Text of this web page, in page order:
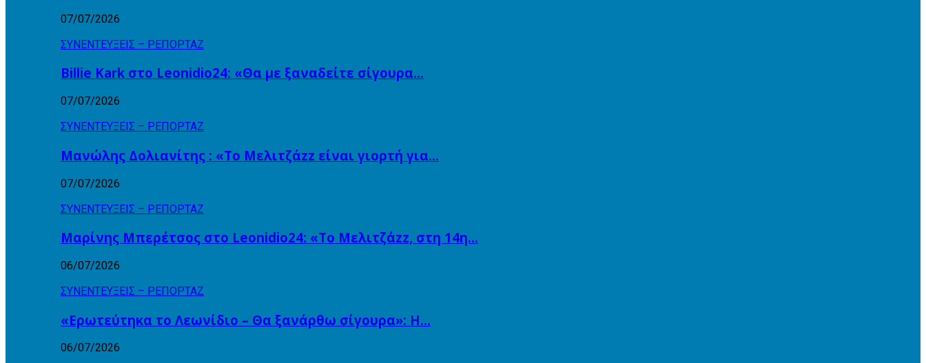
07/07/2026
ΣΥΝΕΝΤΕΥΞΕΙΣ – ΡΕΠΟΡΤΑΖ
Billie Kark στο Leonidio24: «Θα με ξαναδείτε σίγουρα…
07/07/2026
ΣΥΝΕΝΤΕΥΞΕΙΣ – ΡΕΠΟΡΤΑΖ
Μανώλης Δολιανίτης : «Το Μελιτζάzz είναι γιορτή για…
07/07/2026
ΣΥΝΕΝΤΕΥΞΕΙΣ – ΡΕΠΟΡΤΑΖ
Μαρίνης Μπερέτσος στο Leonidio24: «Το Μελιτζάzz, στη 14η…
06/07/2026
ΣΥΝΕΝΤΕΥΞΕΙΣ – ΡΕΠΟΡΤΑΖ
«Ερωτεύτηκα το Λεωνίδιο – Θα ξανάρθω σίγουρα»: Η…
06/07/2026